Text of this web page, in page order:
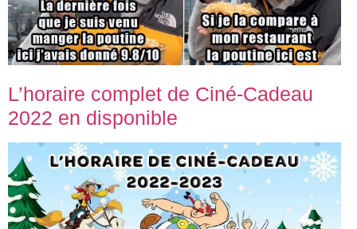
L’horaire complet de Ciné-Cadeau
2022 en disponible